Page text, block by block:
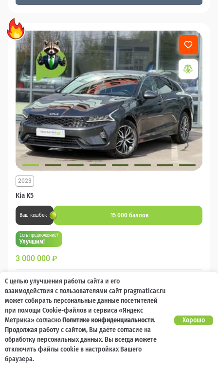
Kia K5
2023
Ваш кешбек 15 000 баллов
Есть предложение?
Улучшим!
3 000 000 ₽
Бензин Автомат
Сравнить
Подробнее
Перезвоним за минуту
С целью улучшения работы сайта и его
взаимодействия с пользователями сайт pragmaticar.ru
может собирать персональные данные посетителей
при помощи Cookie-файлов и сервиса «Яндекс
Метрика» согласноПолитике конфиденциальности.
Продолжая работу с сайтом, Вы даёте согласие на
обработку персональных данных. Вы всегда можете
отключить файлы cookie в настройках Вашего
браузера.
Хорошо